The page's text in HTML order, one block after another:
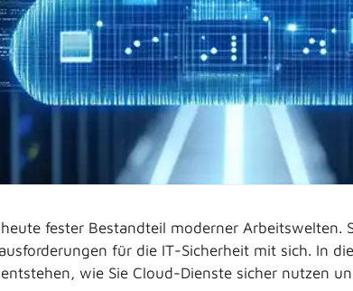
fester Bestandteil moderner
für die IT-Sicherheit mit sich. In
wie Sie Cloud-Dienste sicher nutzen